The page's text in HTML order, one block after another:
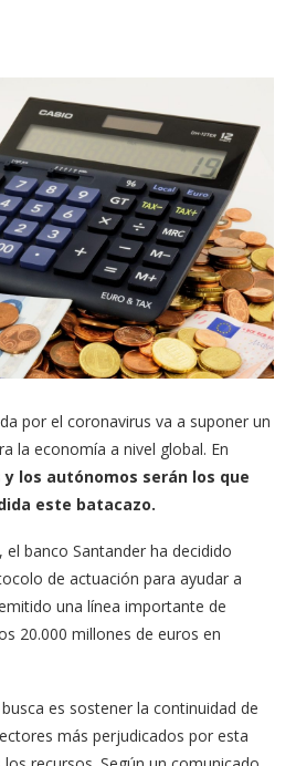
por el coronavirus va a suponer un
la economía a nivel global. En
y los autónomos serán los que
este batacazo.
el banco Santander ha decidido
de actuación para ayudar a
una línea importante de
20.000 millones de euros en
es sostener la continuidad de
más perjudicados por esta